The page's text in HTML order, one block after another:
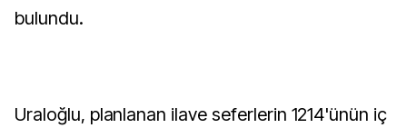
bulundu.
Uraloğlu, planlanan ilave seferlerin 1214'ünün iç